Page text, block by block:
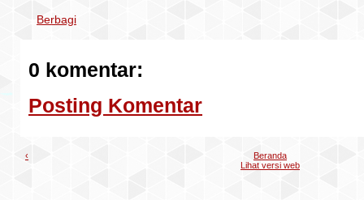
Berbagi
0 komentar:
Posting Komentar
‹
Beranda
Lihat versi web